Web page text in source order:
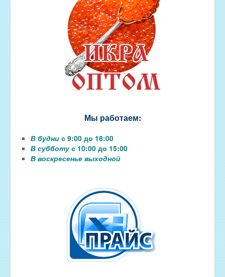
Мы работаем:
В будни с 9:00 до 18:00
В субботус 10:00 до 15:00
В воскресенье выходной